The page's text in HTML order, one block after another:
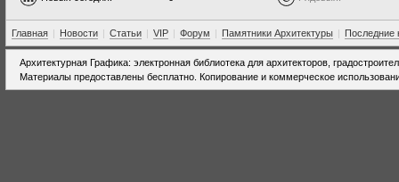
Главная | Новости | Статьи | VIP | Форум | Памятники Архитектуры | Последние
Архитектурная Графика: электронная библиотека для архитекторов,
Материалы предоставлены бесплатно. Копирование и коммерческое